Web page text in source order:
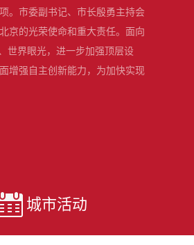
。市委副书记、市长殷勇主持会
京的光荣使命和重大责任。面向
世界眼光，进一步加强顶层设
增强自主创新能力，为加快实现
城市活动